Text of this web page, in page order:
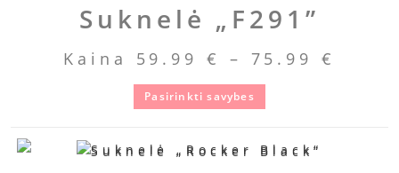
Suknelė „F291”
Kaina 59.99 € – 75.99 €
Pasirinkti savybes